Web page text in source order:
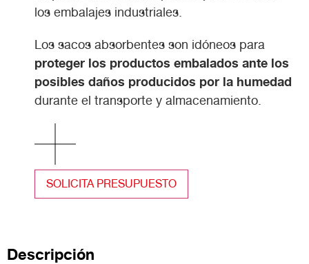
los embalajes industriales.
Los sacos absorbentes son idóneos para
proteger los productos embalados ante los
posibles daños producidos por la humedad
durante el transporte y almacenamiento.
SOLICITA PRESUPUESTO
Descripción